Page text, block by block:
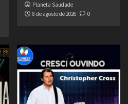
Planeta Saudade
8 de agosto de 2026
0